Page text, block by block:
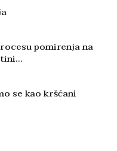
pomirenja na
se kao kršćani